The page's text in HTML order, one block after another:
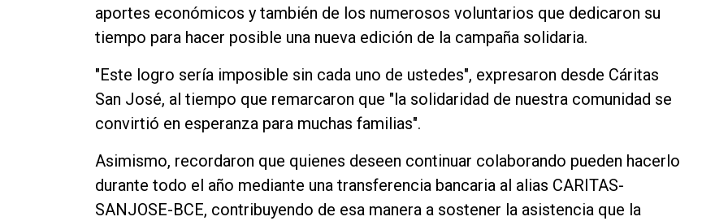
aportes económicos y también de los numerosos voluntarios que dedicaron su
tiempo para hacer posible una nueva edición de la campaña solidaria.
"Este logro sería imposible sin cada uno de ustedes", expresaron desde Cáritas
San José, al tiempo que remarcaron que "la solidaridad de nuestra comunidad se
convirtió en esperanza para muchas familias".
Asimismo, recordaron que quienes deseen continuar colaborando pueden hacerlo
durante todo el año mediante una transferencia bancaria al alias CARITAS-
SANJOSE-BCE, contribuyendo de esa manera a sostener la asistencia que la